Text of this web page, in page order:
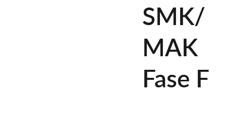
SMK/
MAK
Fase F